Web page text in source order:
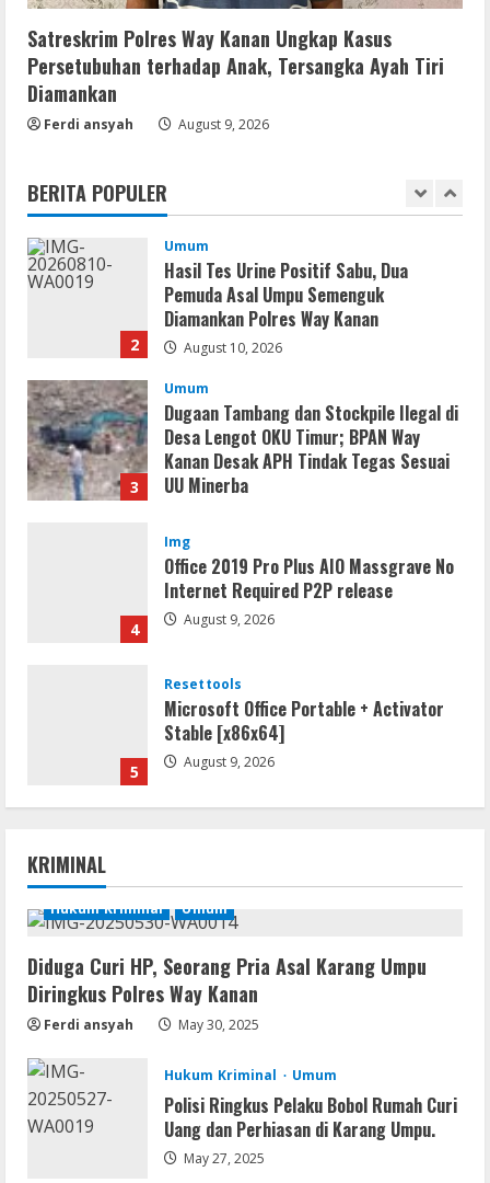
Satreskrim Polres Way Kanan Ungkap Kasus
Persetubuhan terhadap Anak, Tersangka Ayah Tiri
Diamankan
Ferdi ansyah August 9, 2026
BERITA POPULER
5
Stable [x86x64]
August 9, 2026
1
MyLanViewer Crack + Portable All
2
Umum
Hasil Tes Urine Positif Sabu, Dua
Pemuda Asal Umpu Semenguk
Diamankan Polres Way Kanan
August 10, 2026
3
Umum
Dugaan Tambang dan Stockpile Ilegal di
Desa Lengot OKU Timur; BPAN Way
Kanan Desak APH Tindak Tegas Sesuai
UU Minerba
4
Img
Office 2019 Pro Plus AIO Massgrave No
Internet Required P2P release
August 9, 2026
5
Resettools
Microsoft Office Portable + Activator
Stable [x86x64]
August 9, 2026
1
Hasil Tes Urine Positif Sabu, Dua
Pemuda Asal Umpu Semenguk
Diamankan Polres Way Kanan
Dugaan Tambang dan Stockpile Ilegal di
Desa Lengot OKU Timur; BPAN Way
Kanan Desak APH Tindak Tegas Sesuai
KRIMINAL
Hukum Kriminal Umum
Diduga Curi HP, Seorang Pria Asal Karang Umpu
Diringkus Polres Way Kanan
Ferdi ansyah May 30, 2025
Hukum Kriminal Umum
Polisi Ringkus Pelaku Bobol Rumah Curi
Uang dan Perhiasan di Karang Umpu.
May 27, 2025